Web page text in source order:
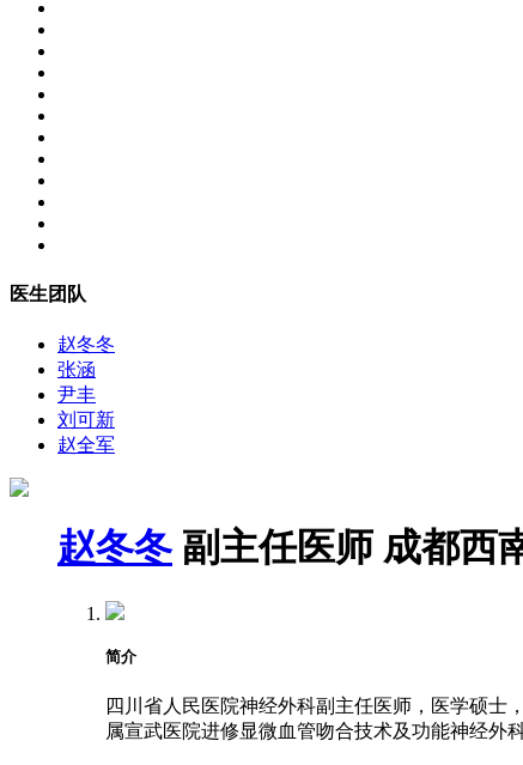
医生团队
赵冬冬
张涵
尹丰
刘可新
赵全军
赵冬冬 副主任医师 成都西
简介
四川省人民医院神经外科副主任医师，医学硕士
属宣武医院进修显微血管吻合技术及功能神经外